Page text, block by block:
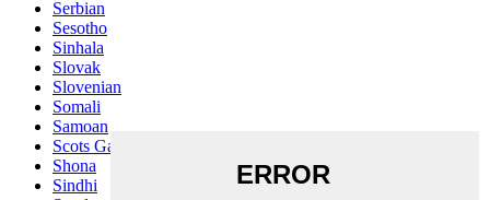
Serbian
Sesotho
Sinhala
Slovak
Slovenian
Somali
Samoan
Scots Gaelic
Shona
Sindhi